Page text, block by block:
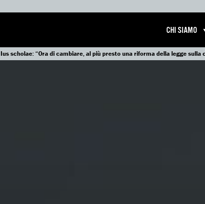
CHI SIAMO
Ius scholae: “Ora di cambiare, al più presto una riforma della legge sulla